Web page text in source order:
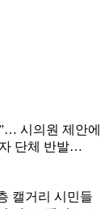
시의원 제안에
단체 반발…
캘거리 시민들